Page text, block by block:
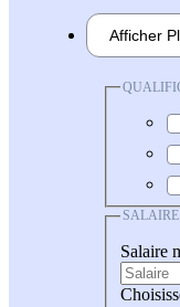
Afficher
Salaire